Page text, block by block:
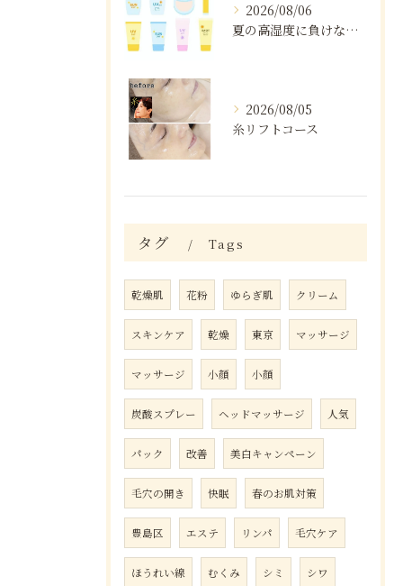
2026/08/06
夏の高湿度に負けない肌ケア術
2026/08/05
糸リフトコース
タグ Tags
乾燥肌 花粉 ゆらぎ肌 クリーム
スキンケア 乾燥 東京 マッサージ
マッサージ 小顔 小顔
炭酸スプレー ヘッドマッサージ 人気
パック 改善 美白キャンペーン
毛穴の開き 快眠 春のお肌対策
豊島区 エステ リンパ 毛穴ケア
ほうれい線 むくみ シミ シワ